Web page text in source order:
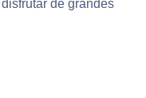
de grandes